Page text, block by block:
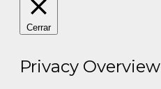
Cerrar
Privacy Overview